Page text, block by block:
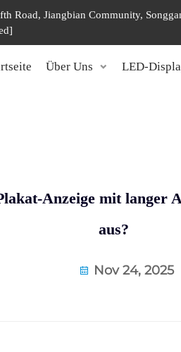
Road, Jiangbian Community,
Über Uns LED-
Anzeige mit langer
aus?
Nov 24, 2025